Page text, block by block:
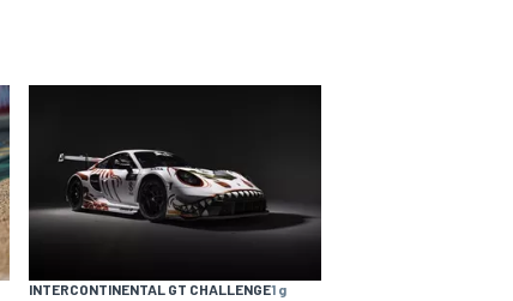
INTERCONTINENTAL GT CHALLENGE1 g